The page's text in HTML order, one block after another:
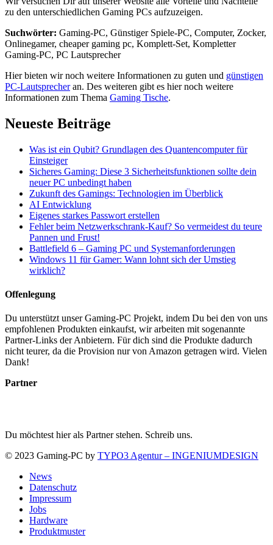
zu den unterschiedlichen Gaming PCs aufzuzeigen.
Suchwörter: Gaming-PC, Günstiger Spiele-PC, Computer, Zocker,
Onlinegamer, cheaper gaming pc, Komplett-Set, Kompletter
Gaming-PC, PC Lautsprecher
Hier bieten wir noch weitere Informationen zu guten und günstigen
PC-Lautsprecheran. Des weiteren gibt es hier noch weitere
Informationen zum Thema Gaming Tische.
Neueste Beiträge
Was ist ein Qubit? Grundlagen des Quantencomputer für
Einsteiger
Sicheres Gaming: Diese 3 Sicherheitsfunktionen sollte dein
neuer PC unbedingt haben
Zukunft des Gamings: Technologien im Überblick
AI Entwicklung
Eigenes starkes Passwort erstellen
Fehler beim Netzwerkschrank-Kauf? So vermeidest du teure
Pannen und Frust!
Battlefield 6 – Gaming PC und Systemanforderungen
Windows 11 für Gamer: Wann lohnt sich der Umstieg
wirklich?
Offenlegung
Du unterstützt unser Gaming-PC Projekt, indem Du bei den von uns
empfohlenen Produkten einkaufst, wir arbeiten mit sogenannte
Partner-Links der Anbietern. Für dich sind die Produkte dadurch
nicht teurer, da die Provision nur von Amazon getragen wird. Vielen
Dank!
Partner
Du möchtest hier als Partner stehen. Schreib uns.
© 2023 Gaming-PC by TYPO3 Agentur – INGENIUMDESIGN
News
Datenschutz
Impressum
Jobs
Hardware
Produktmuster